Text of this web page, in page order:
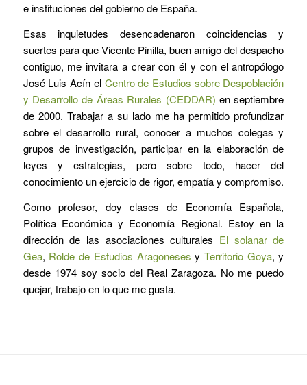
e instituciones del gobierno de España.
Esas inquietudes desencadenaron coincidencias y
suertes para que Vicente Pinilla, buen amigo del despacho
contiguo, me invitara a crear con él y con el antropólogo
José Luis Acín el Centro de Estudios sobre Despoblación
y Desarrollo de Áreas Rurales (CEDDAR) en septiembre
de 2000. Trabajar a su lado me ha permitido profundizar
sobre el desarrollo rural, conocer a muchos colegas y
grupos de investigación, participar en la elaboración de
leyes y estrategias, pero sobre todo, hacer del
conocimiento un ejercicio de rigor, empatía y compromiso.
Como profesor, doy clases de Economía Española,
Política Económica y Economía Regional. Estoy en la
dirección de las asociaciones culturales El solanar de
Gea, Rolde de Estudios Aragoneses y Territorio Goya, y
desde 1974 soy socio del Real Zaragoza. No me puedo
quejar, trabajo en lo que me gusta.